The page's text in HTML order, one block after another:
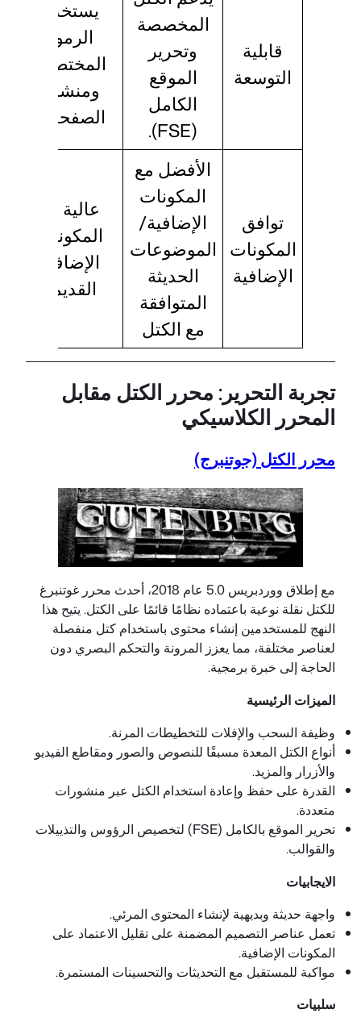
قابلية
التوسعة
المخصصة
وتحرير
الموقع
الكامل
(FSE).
يستخدم
الرموز
المختصرة
ومنشئي
الصفحات.
توافق
المكونات
الإضافية
الأفضل مع
المكونات
الإضافية/
الموضوعات
الحديثة
المتوافقة
مع الكتل
عالية مع
المكونات
الإضافية
القديمة
تجربة التحرير: محرر الكتل مقابل
المحرر الكلاسيكي
محرر الكتل (جوتنبرج)
مع إطلاق ووردبريس 5.0 عام 2018، أحدث محرر غوتنبرغ
للكتل نقلة نوعية باعتماده نظامًا قائمًا على الكتل. يتيح هذا
النهج للمستخدمين إنشاء محتوى باستخدام كتل منفصلة
لعناصر مختلفة، مما يعزز المرونة والتحكم البصري دون
الحاجة إلى خبرة برمجية.
الميزات الرئيسية
وظيفة السحب والإفلات للتخطيطات المرنة.
أنواع الكتل المعدة مسبقًا للنصوص والصور ومقاطع الفيديو
والأزرار والمزيد.
القدرة على حفظ وإعادة استخدام الكتل عبر منشورات
متعددة.
تحرير الموقع بالكامل (FSE) لتخصيص الرؤوس والتذييلات
والقوالب.
الايجابيات
واجهة حديثة وبديهية لإنشاء المحتوى المرئي.
تعمل عناصر التصميم المضمنة على تقليل الاعتماد على
المكونات الإضافية.
مواكبة للمستقبل مع التحديثات والتحسينات المستمرة.
سلبيات